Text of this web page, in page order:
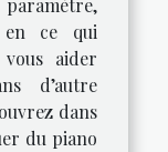
en ce qui
aider
d’autre
dans
du piano